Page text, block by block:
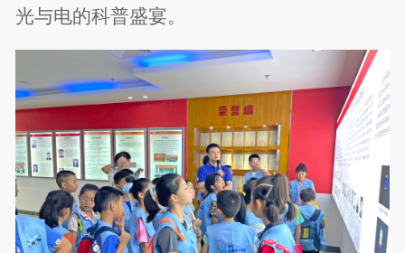
光与电的科普盛宴。